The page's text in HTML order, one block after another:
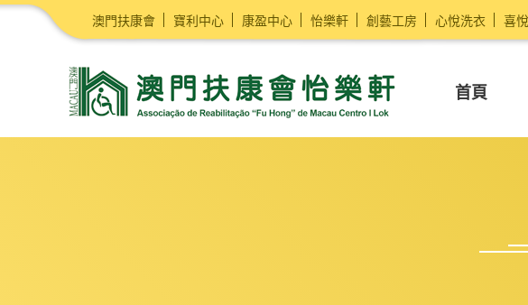
澳門扶康會 寶利中心 康盈中心 怡樂軒 創藝工房 心悅洗衣 喜
首頁